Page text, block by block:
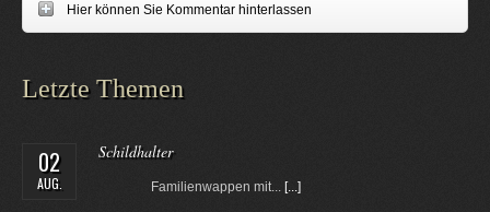
Hier können Sie Kommentar hinterlassen
Letzte Themen
02
AUG.
Schildhalter
Familienwappen mit... [...]